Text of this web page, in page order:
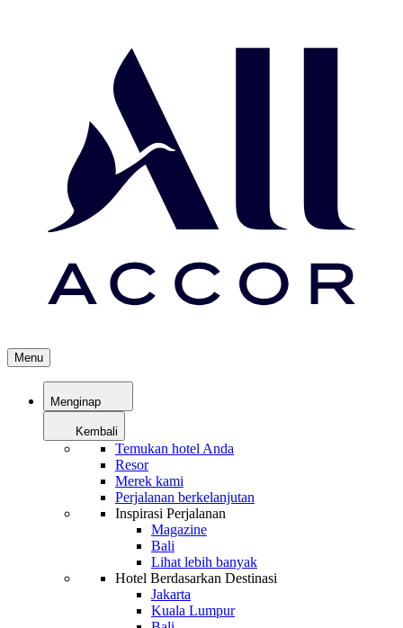
Menu
Menginap
Kembali
Temukan hotel Anda
Resor
Merek kami
Perjalanan berkelanjutan
Inspirasi Perjalanan
Magazine
Bali
Lihat lebih banyak
Hotel Berdasarkan Destinasi
Jakarta
Kuala Lumpur